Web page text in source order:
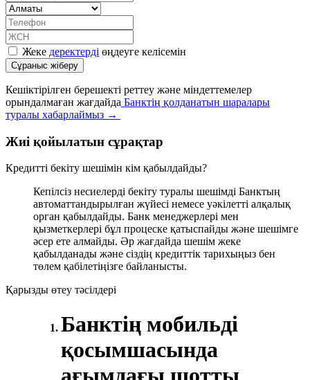
Жеке деректерді өңдеуге келісемін
Кешіктірілген берешекті реттеу және міндеттемелер
орындалмаған жағдайда Банктің қолданатын шаралары
туралы хабарлаймыз →
Жиі қойылатын сұрақтар
Кредитті бекіту шешімін кім қабылдайды?
Кепілсіз несиелерді бекіту туралы шешімді Банктың
автоматтандырылған жүйесі немесе уәкілетті алқалық
орган қабылдайды. Банк менеджерлері мен
қызметкерлері бұл процеске қатыспайды және шешімге
әсер ете алмайды. Әр жағдайда шешім жеке
қабылданады және сіздің кредиттік тарихыңыз бен
төлем қабілетіңізге байланысты.
Қарызды өтеу тәсілдері
Банктің мобильді
қосымшасында